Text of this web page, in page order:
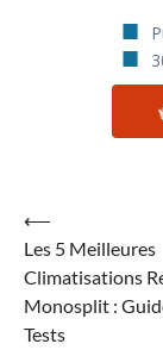
Navigation
de
l’article
⟵
Les 5 Meilleures
Climatisations
Monosplit :
Tests